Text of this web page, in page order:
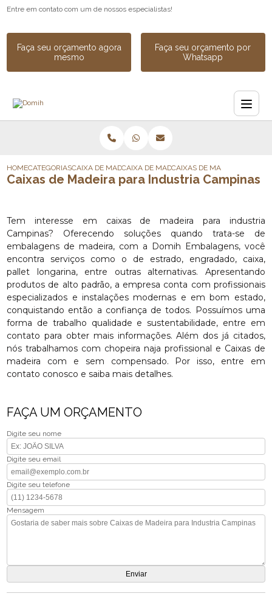
Entre em contato com um de nossos especialistas!
Faça seu orçamento agora
mesmo
Faça seu orçamento por
Whatsapp
HOMECATEGORIASCAIXA DE MADEIRACAIXA DE MADEIRA PARA INDUSTRIA
CAIXAS DE MADEIRA PARA
Caixas de Madeira para Industria Campinas
Tem interesse em caixas de madeira para industria
Campinas? Oferecendo soluções quando trata-se de
embalagens de madeira, com a Domih Embalagens, você
encontra serviços como o de estrado, engradado, caixa,
pallet longarina, entre outras alternativas. Apresentando
produtos de alto padrão, a empresa conta com profissionais
especializados e instalações modernas e em bom estado,
conquistando então a confiança de todos. Possuímos uma
forma de trabalho qualidade e sustentabilidade, entre em
contato para obter mais informações. Além dos já citados,
nós trabalhamos com chopeira naja profissional e Caixas de
madeira com e sem compensado. Por isso, entre em
contato conosco e saiba mais detalhes.
FAÇA UM ORÇAMENTO
Digite seu nome
Digite seu email
Digite seu telefone
Mensagem